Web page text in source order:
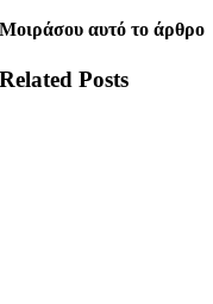
Μοιράσου αυτό το άρθρο
Related Posts